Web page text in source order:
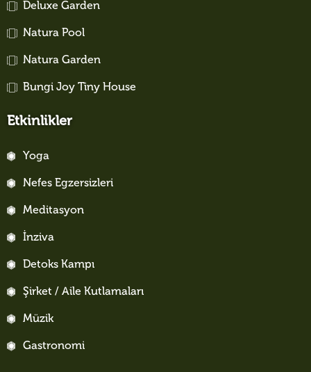
Deluxe Garden
Natura Pool
Natura Garden
Bungi Joy Tiny House
Etkinlikler
Yoga
Nefes Egzersizleri
Meditasyon
İnziva
Detoks Kampı
Şirket / Aile Kutlamaları
Müzik
Gastronomi